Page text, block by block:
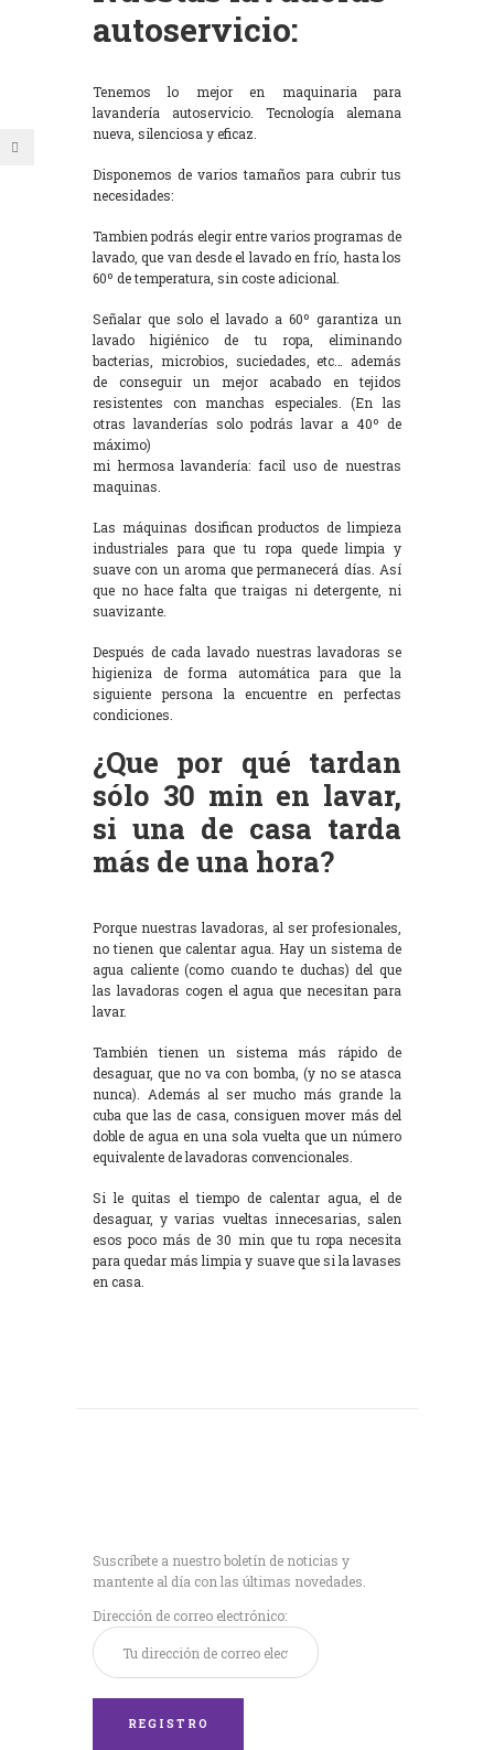
autoservicio:
Tenemos lo mejor en maquinaria para
lavandería autoservicio. Tecnología alemana
nueva, silenciosa y eficaz.
Disponemos de varios tamaños para cubrir tus
necesidades:
Tambien podrás elegir entre varios programas de
lavado, que van desde el lavado en frío, hasta los
60º de temperatura, sin coste adicional.
Señalar que solo el lavado a 60º garantiza un
lavado higiénico de tu ropa, eliminando
bacterias, microbios, suciedades, etc… además
de conseguir un mejor acabado en tejidos
resistentes con manchas especiales. (En las
otras lavanderías solo podrás lavar a 40º de
máximo)
mi hermosa lavandería: facil uso de nuestras
maquinas.
Las máquinas dosifican productos de limpieza
industriales para que tu ropa quede limpia y
suave con un aroma que permanecerá días. Así
que no hace falta que traigas ni detergente, ni
suavizante.
Después de cada lavado nuestras lavadoras se
higieniza de forma automática para que la
siguiente persona la encuentre en perfectas
condiciones.
¿Que por qué tardan
sólo 30 min en lavar,
si una de casa tarda
más de una hora?
Porque nuestras lavadoras, al ser profesionales,
no tienen que calentar agua. Hay un sistema de
agua caliente (como cuando te duchas) del que
las lavadoras cogen el agua que necesitan para
lavar.
También tienen un sistema más rápido de
desaguar, que no va con bomba, (y no se atasca
nunca). Además al ser mucho más grande la
cuba que las de casa, consiguen mover más del
doble de agua en una sola vuelta que un número
equivalente de lavadoras convencionales.
Si le quitas el tiempo de calentar agua, el de
desaguar, y varias vueltas innecesarias, salen
esos poco más de 30 min que tu ropa necesita
para quedar más limpia y suave que si la lavases
en casa.
Suscríbete a nuestro boletín de noticias y
mantente al día con las últimas novedades.
Dirección de correo electrónico: